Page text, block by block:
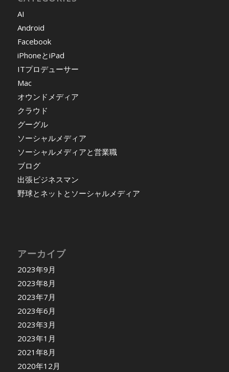
AI
Android
Facebook
iPhoneとiPad
ITプロデューサー
Mac
オウンドメディア
クラウド
グーグル
ソーシャルメディア
ソーシャルメディアと営業職
ブログ
出張ビジネスマン
野球とネットとソーシャルメディア
アーカイブ
2023年9月
2023年8月
2023年7月
2023年6月
2023年3月
2023年1月
2021年8月
2020年12月